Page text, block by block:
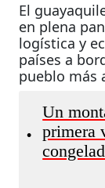
El
en plena
logística y
países a
pueblo más
•
Un
primera